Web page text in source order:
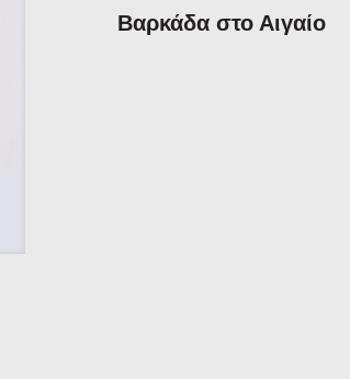
Βαρκάδα στο Αιγαίο